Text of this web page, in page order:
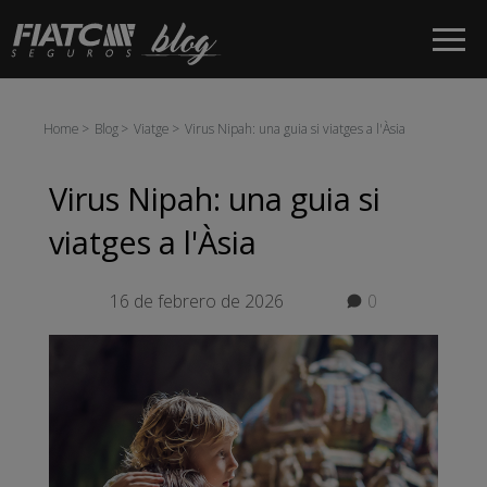
Salta al contingut principal
Home Blog Viatge Virus Nipah: una guia si viatges a l'Àsia
Virus Nipah: una guia si
viatges a l'Àsia
16 de febrero de 2026 0